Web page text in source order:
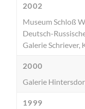
2002
Museum Schloß
Deutsch-
Galerie Schriever,
2000
Galerie
1999